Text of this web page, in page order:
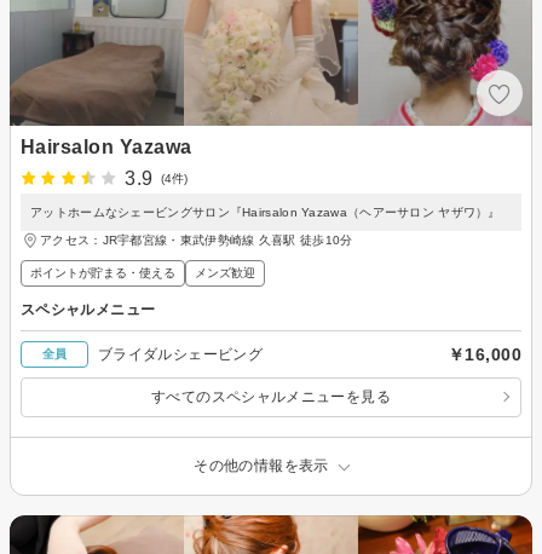
Hairsalon Yazawa
3.9
(4件)
アットホームなシェービングサロン『Hairsalon Yazawa（ヘアーサロン ヤザワ）』
アクセス：JR宇都宮線・東武伊勢崎線 久喜駅 徒歩10分
ポイントが貯まる・使える メンズ歓迎
スペシャルメニュー
全員 ブライダルシェービング ￥16,000
すべてのスペシャルメニューを見る
その他の情報を表示